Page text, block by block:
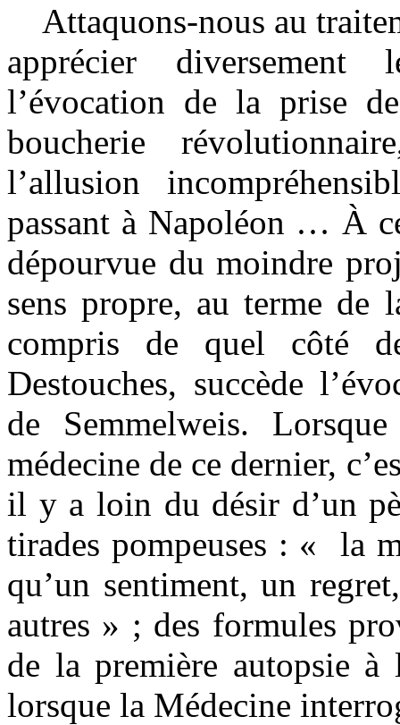
Attaquons-nous au
apprécier
l’évocation de la prise
boucherie
l’allusion
passant à Napoléon … À
dépourvue du moindre
sens propre, au terme de
compris de quel côté
Destouches, succède
de Semmelweis.
médecine de ce dernier,
il y a loin du désir d’un
tirades pompeuses : « la
qu’un sentiment, un
autres » ; des formules
de la première autopsie
lorsque la Médecine